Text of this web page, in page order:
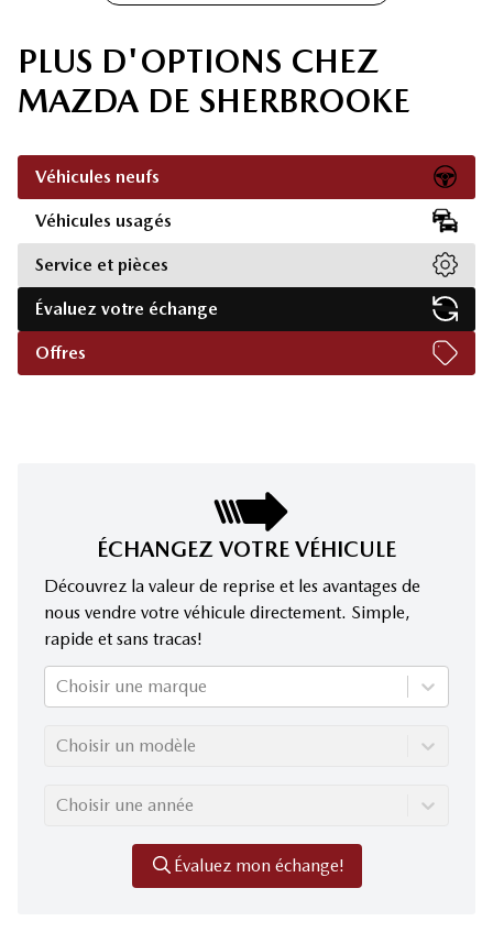
PLUS D'OPTIONS CHEZ
MAZDA DE SHERBROOKE
Véhicules neufs
Véhicules usagés
Service et pièces
Évaluez votre échange
Offres
ÉCHANGEZ VOTRE VÉHICULE
Découvrez la valeur de reprise et les avantages de
nous vendre votre véhicule directement. Simple,
rapide et sans tracas!
Choisir une marque
Choisir un modèle
Choisir une année
Évaluez mon échange!